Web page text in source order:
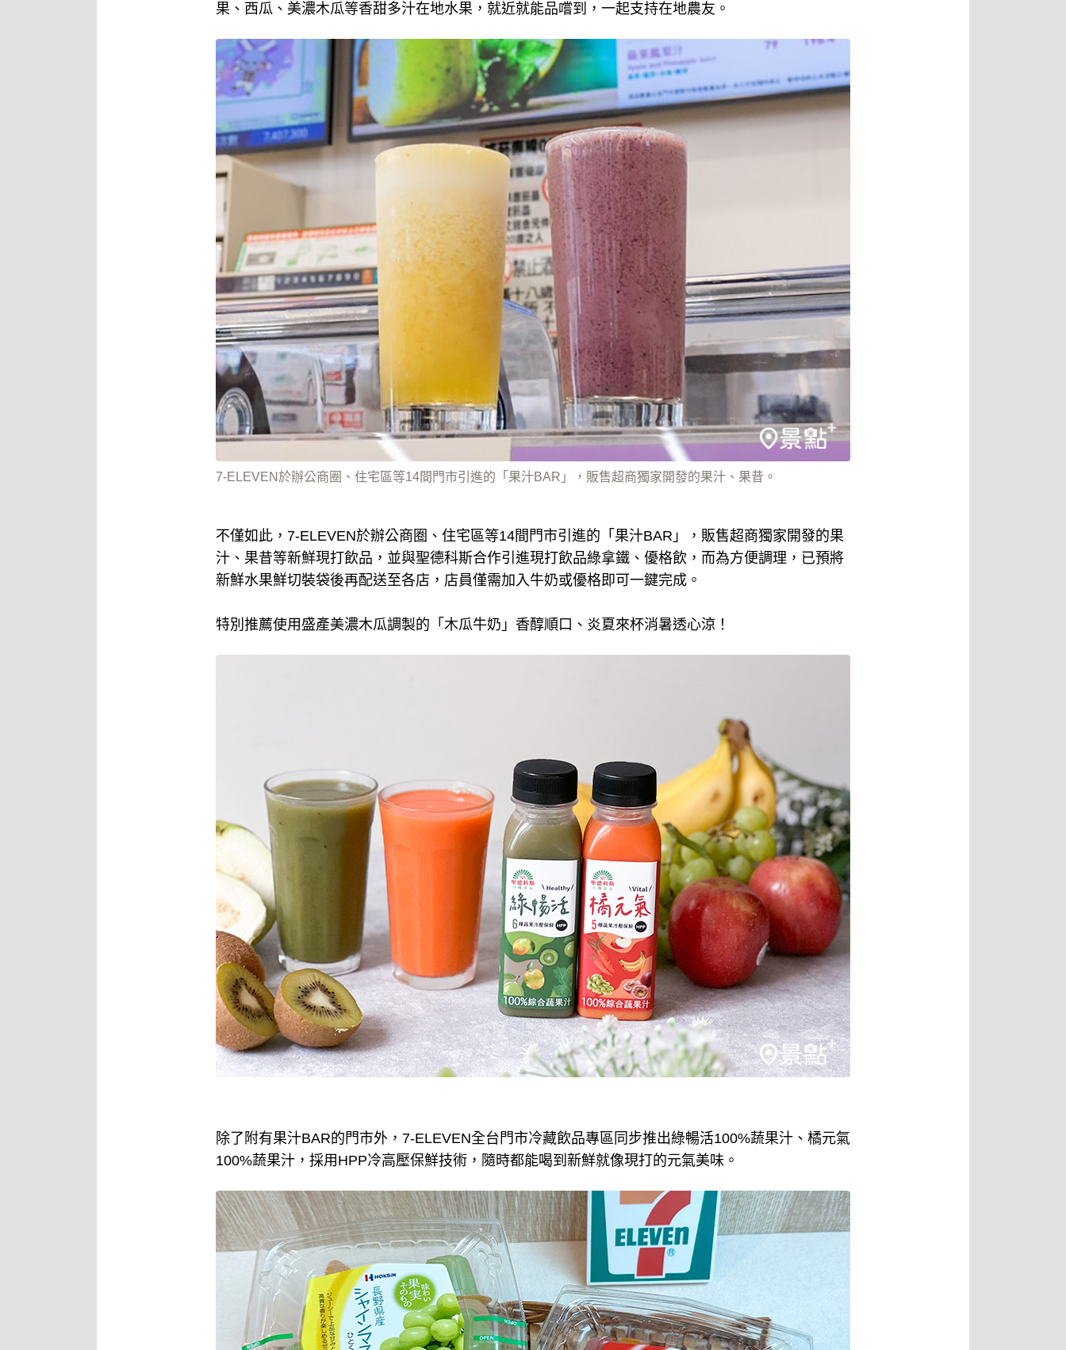
果、西瓜、美濃木瓜等香甜多汁在地水果，就近就能品嚐到，一起支持在地農友。
7-ELEVEN於辦公商圈、住宅區等14間門市引進的「果汁BAR」，販售超商獨家開發的果汁、果昔。
不僅如此，7-ELEVEN於辦公商圈、住宅區等14間門市引進的「果汁BAR」，販售超商獨家開發的果
汁、果昔等新鮮現打飲品，並與聖德科斯合作引進現打飲品綠拿鐵、優格飲，而為方便調理，已預將
新鮮水果鮮切裝袋後再配送至各店，店員僅需加入牛奶或優格即可一鍵完成。
特別推薦使用盛產美濃木瓜調製的「木瓜牛奶」香醇順口、炎夏來杯消暑透心涼！
除了附有果汁BAR的門市外，7-ELEVEN全台門市冷藏飲品專區同步推出綠暢活100%蔬果汁、橘元氣
100%蔬果汁，採用HPP冷高壓保鮮技術，隨時都能喝到新鮮就像現打的元氣美味。